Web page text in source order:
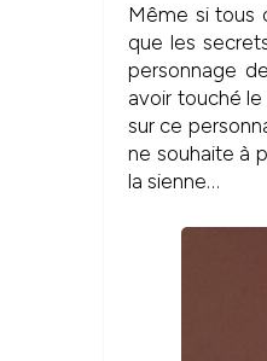
Même si tous
que les
personnage
avoir touché
sur ce
ne souhaite à
la sienne…